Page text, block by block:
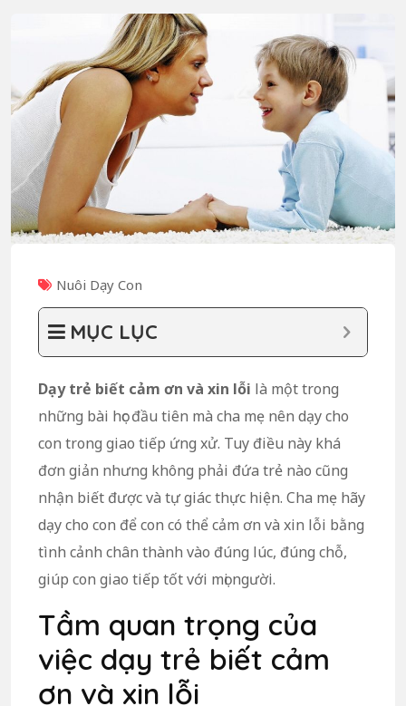
Nuôi Dạy Con
MỤC LỤC
Dạy trẻ biết cảm ơn và xin lỗi là một trong
những bài học đầu tiên mà cha mẹ nên dạy cho
con trong giao tiếp ứng xử. Tuy điều này khá
đơn giản nhưng không phải đứa trẻ nào cũng
nhận biết được và tự giác thực hiện. Cha mẹ hãy
dạy cho con để con có thể cảm ơn và xin lỗi bằng
tình cảnh chân thành vào đúng lúc, đúng chỗ,
giúp con giao tiếp tốt với mọi người.
Tầm quan trọng của
việc dạy trẻ biết cảm
ơn và xin lỗi